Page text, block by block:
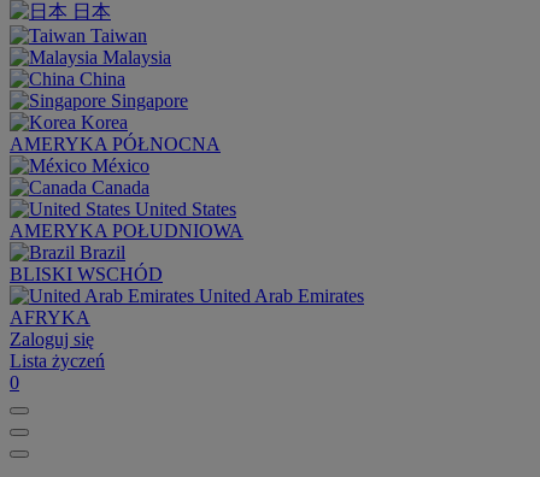
日本
Taiwan
Malaysia
China
Singapore
Korea
AMERYKA PÓŁNOCNA
México
Canada
United States
AMERYKA POŁUDNIOWA
Brazil
BLISKI WSCHÓD
United Arab Emirates
AFRYKA
Zaloguj się
Lista życzeń
0